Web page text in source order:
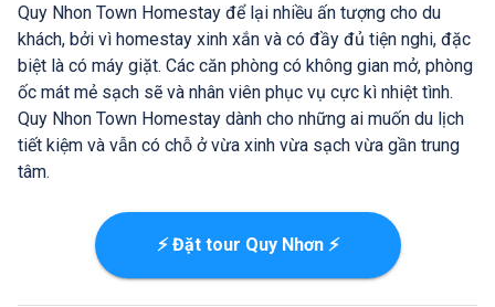
Quy Nhon Town Homestay để lại nhiều ấn tượng cho du
khách, bởi vì homestay xinh xắn và có đầy đủ tiện nghi, đặc
biệt là có máy giặt. Các căn phòng có không gian mở, phòng
ốc mát mẻ sạch sẽ và nhân viên phục vụ cực kì nhiệt tình.
Quy Nhon Town Homestay dành cho những ai muốn du lịch
tiết kiệm và vẫn có chỗ ở vừa xinh vừa sạch vừa gần trung
tâm.
⚡ Đặt tour Quy Nhơn ⚡